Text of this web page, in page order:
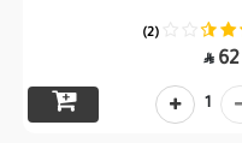
(2)
62

1